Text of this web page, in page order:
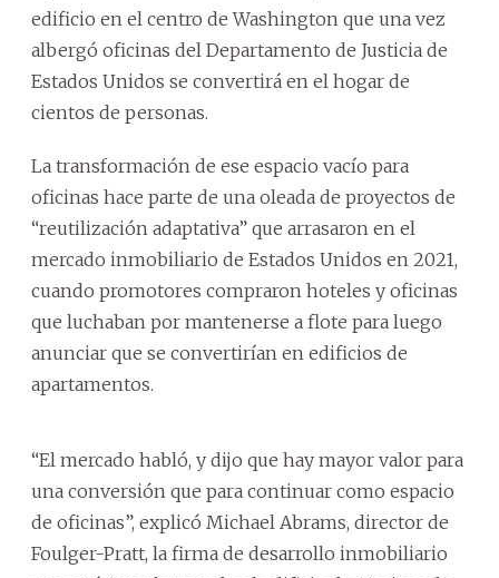
edificio en el centro de Washington que una vez
albergó oficinas del Departamento de Justicia de
Estados Unidos se convertirá en el hogar de
cientos de personas.
La transformación de ese espacio vacío para
oficinas hace parte de una oleada de proyectos de
“reutilización adaptativa” que arrasaron en el
mercado inmobiliario de Estados Unidos en 2021,
cuando promotores compraron hoteles y oficinas
que luchaban por mantenerse a flote para luego
anunciar que se convertirían en edificios de
apartamentos.
“El mercado habló, y dijo que hay mayor valor para
una conversión que para continuar como espacio
de oficinas”, explicó Michael Abrams, director de
Foulger-Pratt, la firma de desarrollo inmobiliario